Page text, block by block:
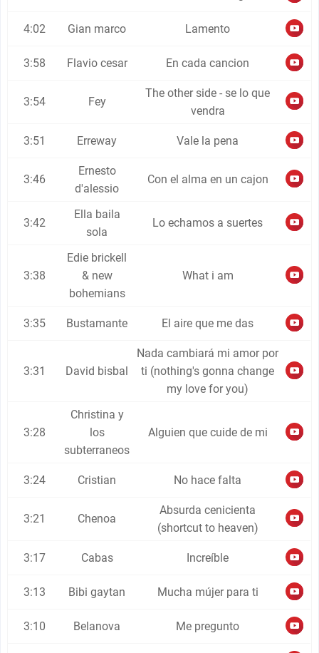
4:02 Gian marco Lamento
3:58 Flavio cesar En cada cancion
3:54 Fey
The other side - se lo que
vendra
3:51 Erreway Vale la pena
3:46
Ernesto
d'alessio
Con el alma en un cajon
3:42
Ella baila
sola
Lo echamos a suertes
3:38
Edie brickell
& new
bohemians
What i am
3:35 Bustamante El aire que me das
3:31 David bisbal
Nada cambiará mi amor por
ti (nothing's gonna change
my love for you)
3:28
Christina y
los
subterraneos
Alguien que cuide de mi
3:24 Cristian No hace falta
3:21 Chenoa
Absurda cenicienta
(shortcut to heaven)
3:17 Cabas Increíble
3:13 Bibi gaytan Mucha mújer para ti
3:10 Belanova Me pregunto